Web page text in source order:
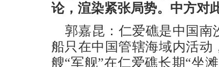
论，渲染紧张局势。中方对
郭嘉昆：仁爱礁是中国
船只在中国管辖海域内活
艘“军舰”在仁爱礁长期“坐